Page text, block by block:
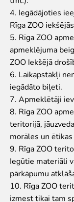
4. Iegādājoties
Rīga ZOO
5. Rīga ZOO
apmeklējuma
ZOO Iekšējā
6. Laikapstākļi
iegādāto biļeti.
7. Apmeklētāji
8. Rīga ZOO
teritorijā,
morāles un
9. Rīga ZOO
Iegūtie materiāli
pārkāpumu
10. Rīga ZOO
izmest tikai tam